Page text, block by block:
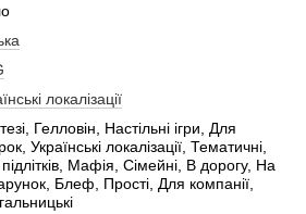
локалізації
Гелловін, Настільні ігри, Для
Українські локалізації, Тематичні,
Мафія, Сімейні, В дорогу, На
Блеф, Прості, Для компанії,